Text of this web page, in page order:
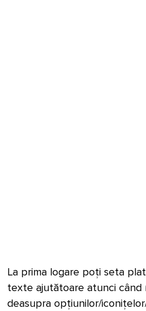
La prima logare poți seta
texte ajutătoare atunci când
deasupra opțiunilor/